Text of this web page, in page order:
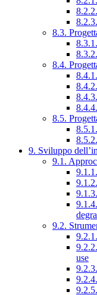
8.3.
8.4.
8.5.
9. Sviluppo
9.1.
9.2.
use